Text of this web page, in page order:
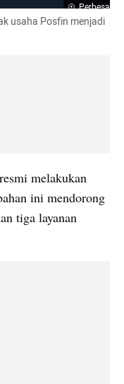
Perbesar
usaha Posfin menjadi
melakukan
ini mendorong
tiga layanan